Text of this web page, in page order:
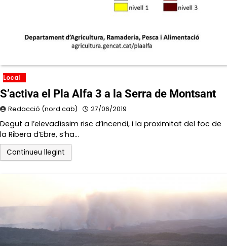
Local
S’activa el Pla Alfa 3 a la Serra de Montsant
Redacció (nord.cab) 27/06/2019
Degut a l’elevadíssim risc d’incendi, i la proximitat del foc de
la Ribera d’Ebre, s’ha…
Continueu llegint